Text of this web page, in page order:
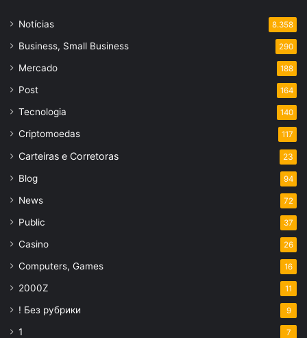
Notícias 8.358
Business, Small Business 290
Mercado 188
Post 164
Tecnologia 140
Criptomoedas 117
Carteiras e Corretoras 23
Blog 94
News 72
Public 37
Casino 26
Computers, Games 16
2000Z 11
! Без рубрики 9
1 7